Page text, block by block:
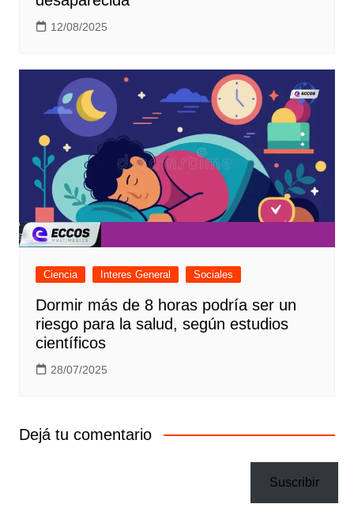
12/08/2025
Ciencia Interes General Sociales
Dormir más de 8 horas podría ser un
riesgo para la salud, según estudios
científicos
28/07/2025
Dejá tu comentario
Suscribir